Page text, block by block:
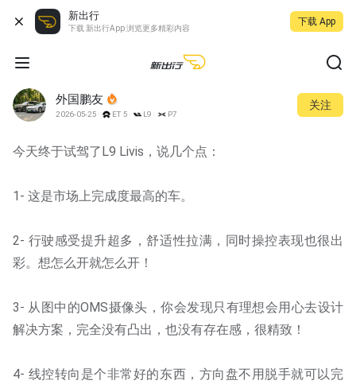
新出行
下载 新出行App 浏览更多精彩内容
下载 App
外国鹏友
2026-05-25 ET5 L9 P7
关注
今天终于试驾了L9 Livis，说几个点：
1- 这是市场上完成度最高的车。
2- 行驶感受提升超多，舒适性拉满，同时操控表现也很出
彩。想怎么开就怎么开！
3- 从图中的OMS摄像头，你会发现只有理想会用心去设计
解决方案，完全没有凸出，也没有存在感，很精致！
4- 线控转向是个非常好的东西，方向盘不用脱手就可以完